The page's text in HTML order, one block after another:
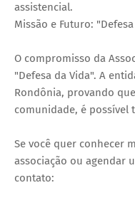
assistencial.
Missão e Futuro:
O compromisso da
"Defesa da Vida". A
Rondônia, provando
comunidade, é possível
Se você quer conhecer
associação ou agendar
contato: